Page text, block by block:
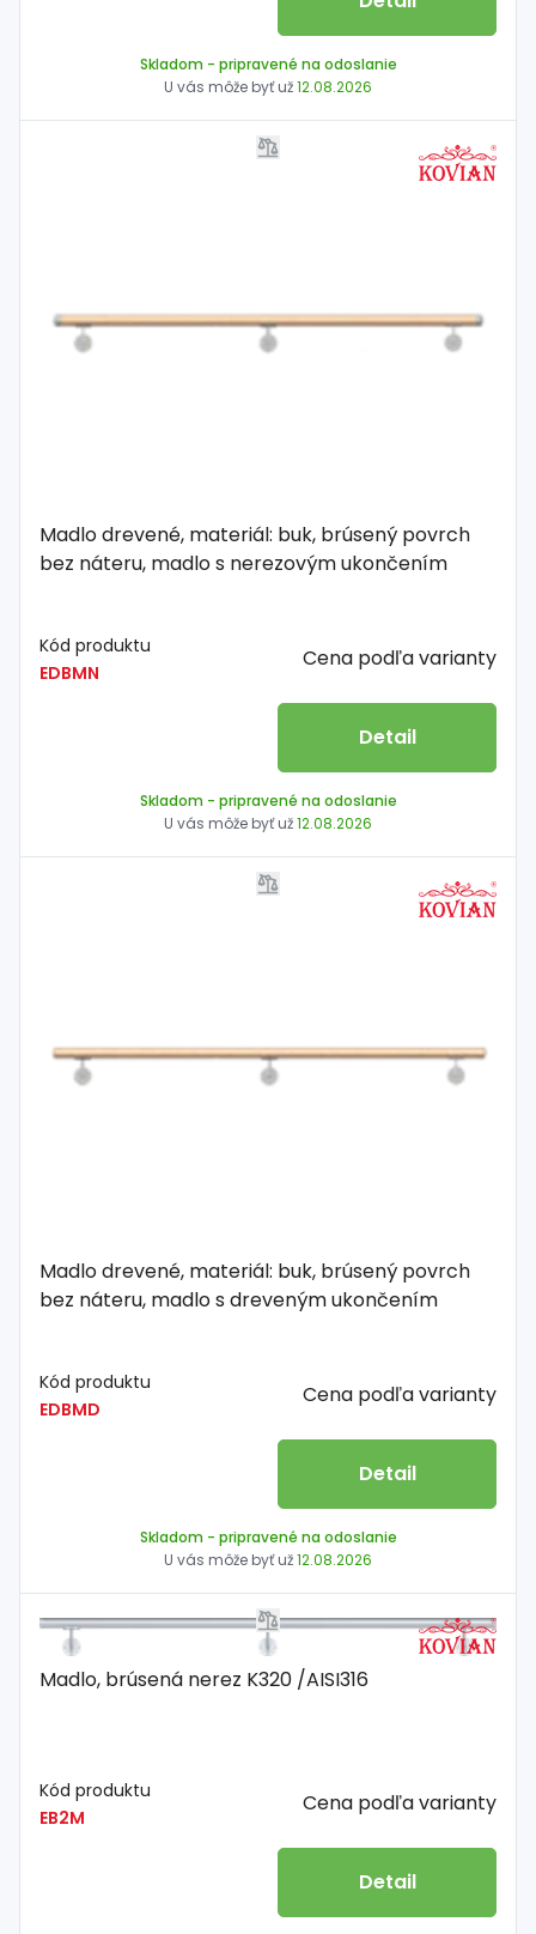
Skladom - pripravené na odoslanie
U vás môže byť už12.08.2026
Madlo drevené, materiál: buk, brúsený povrch
bez náteru, madlo s nerezovým ukončením
Kód produktu
EDBMN
Cena podľa varianty
Detail
Skladom - pripravené na odoslanie
U vás môže byť už12.08.2026
Madlo drevené, materiál: buk, brúsený povrch
bez náteru, madlo s dreveným ukončením
Kód produktu
EDBMD
Cena podľa varianty
Detail
Skladom - pripravené na odoslanie
U vás môže byť už12.08.2026
Madlo, brúsená nerez K320 /AISI316
Kód produktu
EB2M
Cena podľa varianty
Detail